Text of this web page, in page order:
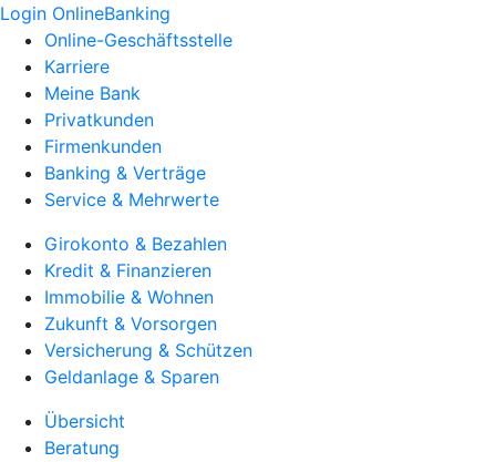
Login OnlineBanking
Online-Geschäftsstelle
Karriere
Meine Bank
Privatkunden
Firmenkunden
Banking & Verträge
Service & Mehrwerte
Girokonto & Bezahlen
Kredit & Finanzieren
Immobilie & Wohnen
Zukunft & Vorsorgen
Versicherung & Schützen
Geldanlage & Sparen
Übersicht
Beratung